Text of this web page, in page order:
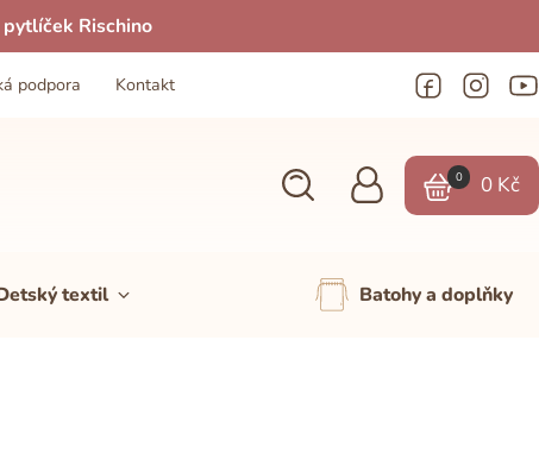
Rischino
podpora Kontakt
0 0 Kč
textil Batohy a doplňky